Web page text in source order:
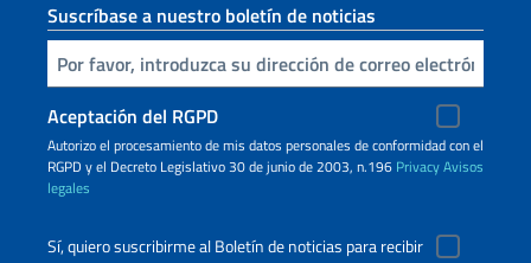
Suscríbase a nuestro boletín de noticias
Inserta tu correo electronico
Aceptación del RGPD
Autorizo ​​el procesamiento de mis datos personales de conformidad con el
RGPD y el Decreto Legislativo 30 de junio de 2003, n.196 PrivacyAvisos
legales
Sí, quiero suscribirme al Boletín de noticias para recibir